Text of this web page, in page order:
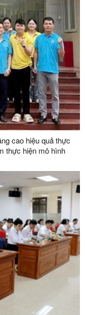
cao hiệu quả thực
thực hiện mô hình